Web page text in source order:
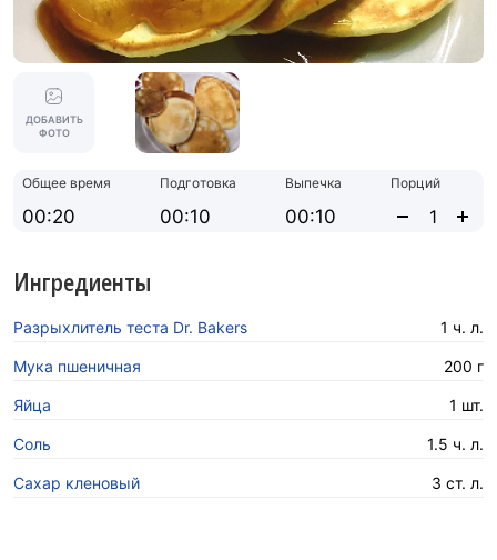
ДОБАВИТЬ
ФОТО
Общее время
00:20
Подготовка
00:10
Выпечка
00:10
Порций
Ингредиенты
Разрыхлитель теста Dr. Bakers 1 ч. л.
Мука пшеничная 200 г
Яйца 1 шт.
Соль 1.5 ч. л.
Сахар кленовый 3 ст. л.